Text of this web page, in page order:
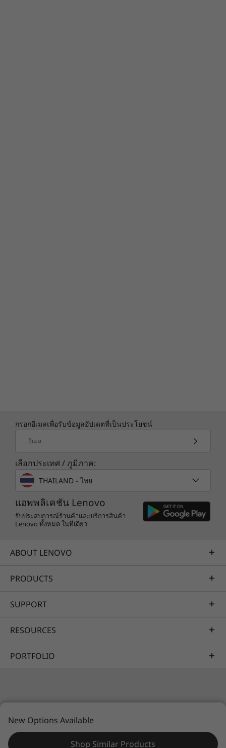
กรอกอีเมลเพื่อรับข้อมูลอัปเดตที่เป็นประโยชน์
อีเมล
เลือกประเทศ / ภูมิภาค:
THAILAND - ไทย
แอพพลิเคชัน Lenovo
รับประสบการณ์ร้านค้าและบริการสินค้า
Lenovo ทั้งหมด ในที่เดียว
ABOUT LENOVO
PRODUCTS
SUPPORT
RESOURCES
PORTFOLIO
ความเป็นส่วนตัว
แผนที่เว็บไซต์
New Options Available
Shop Similar Products